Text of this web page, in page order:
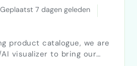
7 dagen geleden
product catalogue, we are
visualizer to bring our